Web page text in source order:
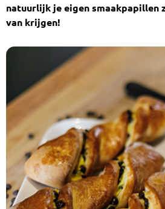
natuurlijk je eigen smaakpapillen
van krijgen!